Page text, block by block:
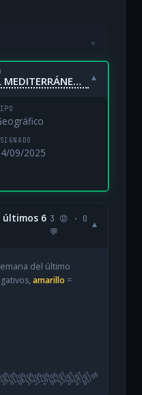
▾
AIRE NETWORKS DEL MEDITERRÁNEO, S.L. UNIPERSONAL ▾
09/2025
últimos 6 3 😡 · 0
💬
▾
del último
amarillo =
25/0501/0608/0615/0622/0629/0606/0713/0720/0727/07
03/08